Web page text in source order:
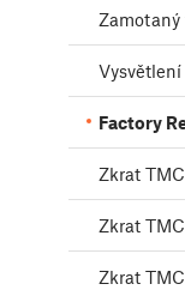
Factory
Zkrat
Zkrat
Zkrat